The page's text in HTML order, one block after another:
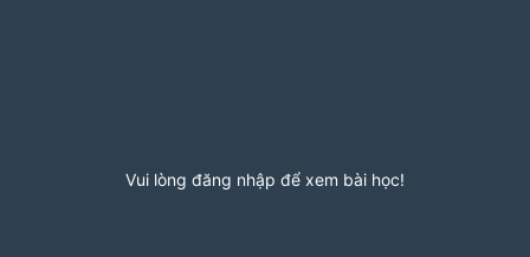
Vui lòng đăng nhập để xem bài học!